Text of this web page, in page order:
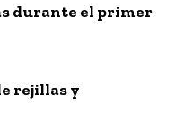
durante el primer
rejillas y